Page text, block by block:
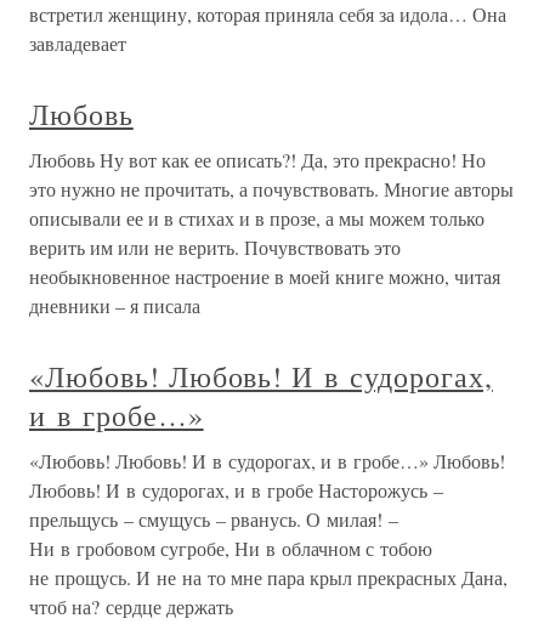
встретил женщину, которая приняла себя за идола… Она
завладевает
Любовь
Любовь Ну вот как ее описать?! Да, это прекрасно! Но
это нужно не прочитать, а почувствовать. Многие авторы
описывали ее и в стихах и в прозе, а мы можем только
верить им или не верить. Почувствовать это
необыкновенное настроение в моей книге можно, читая
дневники – я писала
«Любовь! Любовь! И в судорогах,
и в гробе…»
«Любовь! Любовь! И в судорогах, и в гробе…» Любовь!
Любовь! И в судорогах, и в гробе Насторожусь –
прельщусь – смущусь – рванусь. О милая! –
Ни в гробовом сугробе, Ни в облачном с тобою
не прощусь. И не на то мне пара крыл прекрасных Дана,
чтоб на? сердце держать